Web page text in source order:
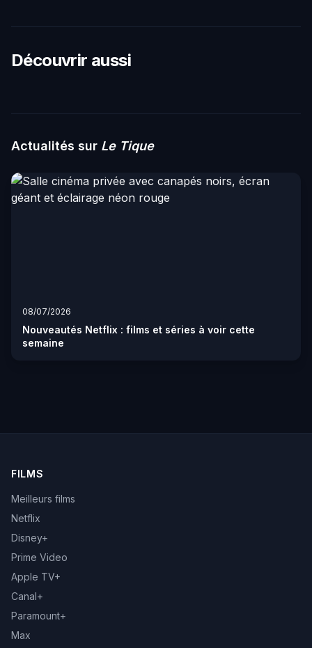
Découvrir aussi
Actualités sur Le Tique
08/07/2026
Nouveautés Netflix : films et séries à voir cette
semaine
FILMS
Meilleurs films
Netflix
Disney+
Prime Video
Apple TV+
Canal+
Paramount+
Max